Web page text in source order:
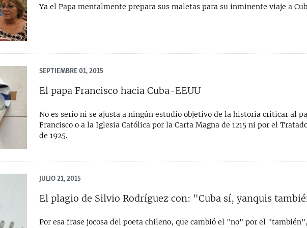
Ya el Papa mentalmente prepara sus maletas para su inminente viaje a
SEPTIEMBRE 01, 2015
El papa Francisco hacia Cuba-EEUU
No es serio ni se ajusta a ningún estudio objetivo de la historia criticar al
Francisco o a la Iglesia Católica por la Carta Magna de 1215 ni por el
de 1925.
JULIO 21, 2015
El plagio de Silvio Rodríguez con: "Cuba sí, yanquis
Por esa frase jocosa del poeta chileno, que cambió el "no" por el